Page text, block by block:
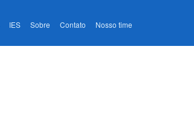
IES Sobre Contato Nosso time